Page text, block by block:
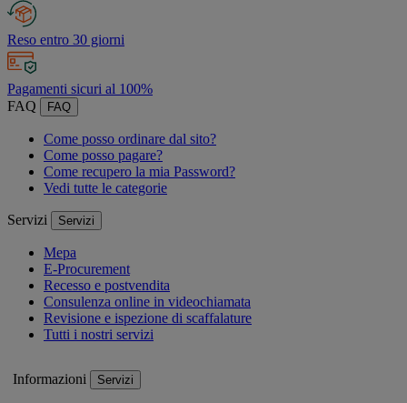
Reso entro 30 giorni
Pagamenti sicuri al 100%
FAQ
FAQ
Come posso ordinare dal sito?
Come posso pagare?
Come recupero la mia Password?
Vedi tutte le categorie
Servizi Servizi
Mepa
E-Procurement
Recesso e postvendita
Consulenza online in videochiamata
Revisione e ispezione di scaffalature
Tutti i nostri servizi
Informazioni Servizi